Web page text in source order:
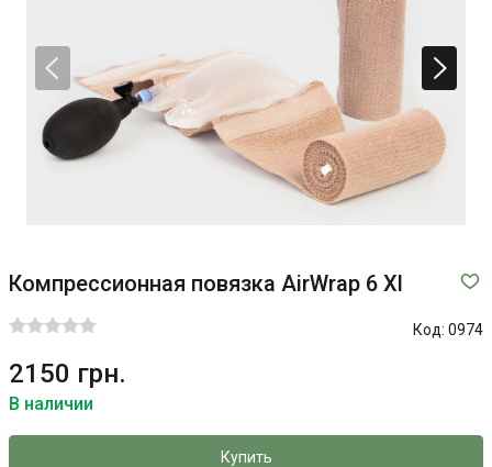
Компрессионная повязка AirWrap 6 Xl
Код: 0974
2150 грн.
В наличии
Купить